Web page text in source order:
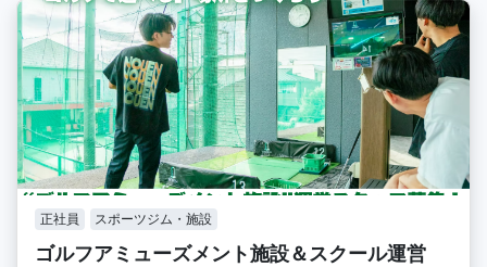
正社員 スポーツジム・施設
ゴルフアミューズメント施設＆スクール運営